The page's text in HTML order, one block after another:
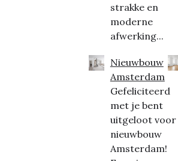
strakke en
moderne
afwerking...
Nieuwbouw
Amsterdam
Gefeliciteerd
met je bent
uitgeloot voor
nieuwbouw
Amsterdam!